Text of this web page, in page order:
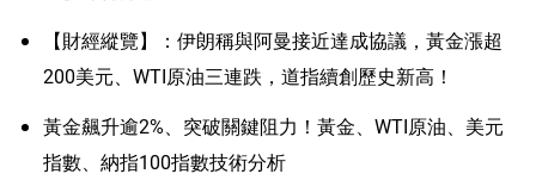
【財經縱覽】：伊朗稱與阿曼接近達成協議，黃金漲超
200美元、WTI原油三連跌，道指續創歷史新高！
黃金飆升逾2%、突破關鍵阻力！黃金、WTI原油、美元
指數、納指100指數技術分析